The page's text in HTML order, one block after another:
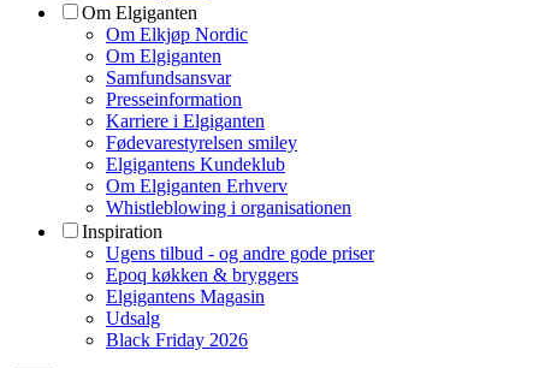
Om Elgiganten
Om Elkjøp Nordic
Om Elgiganten
Samfundsansvar
Presseinformation
Karriere i Elgiganten
Fødevarestyrelsen smiley
Elgigantens Kundeklub
Om Elgiganten Erhverv
Whistleblowing i organisationen
Inspiration
Ugens tilbud - og andre gode priser
Epoq køkken & bryggers
Elgigantens Magasin
Udsalg
Black Friday 2026